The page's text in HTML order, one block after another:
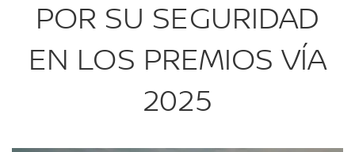
POR SU SEGURIDAD
EN LOS PREMIOS VÍA
2025